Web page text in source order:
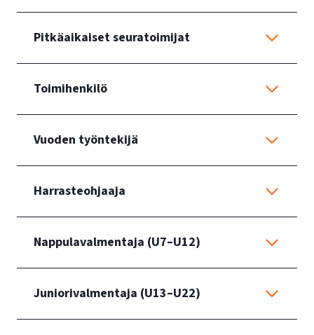
Pitkäaikaiset seuratoimijat
Toimihenkilö
Vuoden työntekijä
Harrasteohjaaja
Nappulavalmentaja (U7–U12)
Juniorivalmentaja (U13–U22)